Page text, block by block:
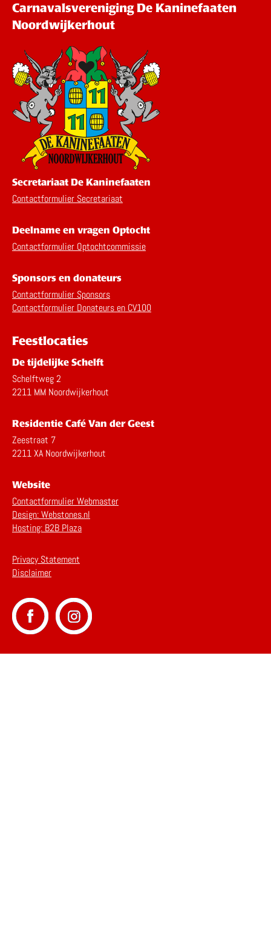
Carnavalsvereniging De Kaninefaaten
Noordwijkerhout
Secretariaat De Kaninefaaten
Contactformulier Secretariaat
Deelname en vragen Optocht
Contactformulier Optochtcommissie
Sponsors en donateurs
Contactformulier Sponsors
Contactformulier Donateurs en CV100
Feestlocaties
De tijdelijke Schelft
Schelftweg 2
2211 MM Noordwijkerhout
Residentie Café Van der Geest
Zeestraat 7
2211 XA Noordwijkerhout
Website
Contactformulier Webmaster
Design: Webstones.nl
Hosting: B2B Plaza
Privacy Statement
Disclaimer